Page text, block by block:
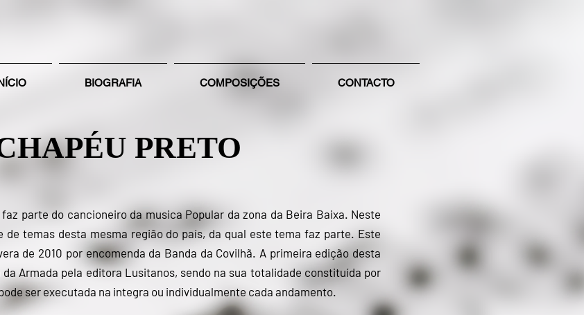
BIOGRAFIA COMPOSIÇÕES CONTACTO
PRETO
parte do cancioneiro da musica Popular da zona da Beira Baixa. Neste
de temas desta mesma região do país, da qual este tema faz parte. Este
de 2010 por encomenda da Banda da Covilhã. A primeira edição desta
Armada pela editora Lusitanos, sendo na sua totalidade constituída por
ser executada na integra ou individualmente cada andamento.